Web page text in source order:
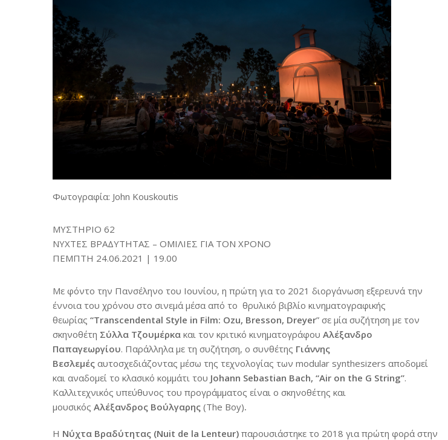
Φωτογραφία: John Kouskoutis
ΜΥΣΤΗΡΙΟ 62
ΝΥΧΤΕΣ ΒΡΑΔΥΤΗΤΑΣ – ΟΜΙΛΙΕΣ ΓΙΑ ΤΟΝ ΧΡΟΝΟ
ΠΕΜΠΤΗ 24.06.2021 | 19.00
Με φόντο την Πανσέληνο του Ιουνίου, η πρώτη για το 2021 διοργάνωση εξερευνά την
έννοια του χρόνου στο σινεμά μέσα από το θρυλικό βιβλίο κινηματογραφικής
θεωρίας “Transcendental Style in Film: Ozu, Bresson, Dreyer” σε μία συζήτηση με τον
σκηνοθέτη Σύλλα Τζουμέρκα και τον κριτικό κινηματογράφου Αλέξανδρο
Παπαγεωργίου. Παράλληλα με τη συζήτηση, ο συνθέτης Γιάννης
Βεσλεμές αυτοσχεδιάζοντας μέσω της τεχνολογίας των modular synthesizers αποδομεί
και αναδομεί το κλασικό κομμάτι του Johann Sebastian Bach, “Air on the G String”.
Καλλιτεχνικός υπεύθυνος του προγράμματος είναι ο σκηνοθέτης και
μουσικός Αλέξανδρος Βούλγαρης (The Boy).
Η Νύχτα Βραδύτητας (Nuit de la Lenteur) παρουσιάστηκε το 2018 για πρώτη φορά στην